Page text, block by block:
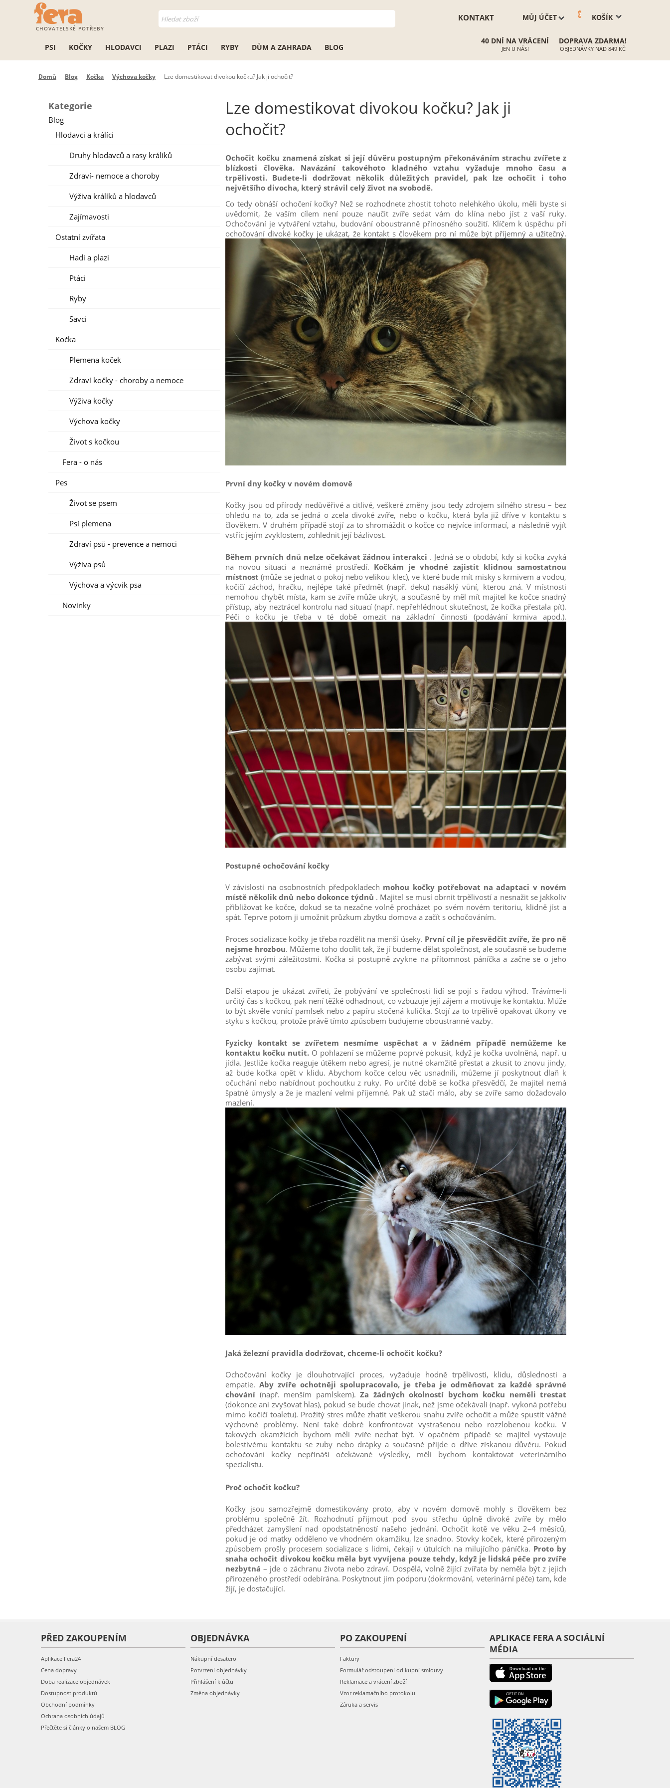
CHOVATELSKÉ POTŘEBY
KOŠÍK
0
MŮJ ÚČET
KONTAKT
PSI KOČKY HLODAVCI PLAZI PTÁCI RYBY DŮM A ZAHRADA BLOG
40 DNÍ NA VRÁCENÍ
JEN U NÁS!
DOPRAVA ZDARMA!
OBJEDNÁVKY NAD 849 KČ
Domů Blog Kočka Výchova kočky Lze domestikovat divokou kočku? Jak ji ochočit?
Kategorie
Blog
Hlodavci a králíci
Druhy hlodavců a rasy králíků
Zdraví- nemoce a choroby
Výživa králíků a hlodavců
Zajímavosti
Ostatní zvířata
Hadi a plazi
Ptáci
Ryby
Savci
Kočka
Plemena koček
Zdraví kočky - choroby a nemoce
Výživa kočky
Výchova kočky
Život s kočkou
Fera - o nás
Pes
Život se psem
Psí plemena
Zdraví psů - prevence a nemoci
Výživa psů
Výchova a výcvik psa
Novinky
Lze domestikovat divokou kočku? Jak ji
ochočit?
Ochočit kočku znamená získat si její důvěru postupným překonáváním strachu zvířete z
blízkosti člověka. Navázání takovéhoto kladného vztahu vyžaduje mnoho času a
trpělivosti. Budete-li dodržovat několik důležitých pravidel, pak lze ochočit i toho
největšího divocha, který strávil celý život na svobodě.
Co tedy obnáší ochočení kočky? Než se rozhodnete zhostit tohoto nelehkého úkolu, měli byste si
uvědomit, že vaším cílem není pouze naučit zvíře sedat vám do klína nebo jíst z vaší ruky.
Ochočování je vytváření vztahu, budování oboustranně přínosného soužití. Klíčem k úspěchu při
ochočování divoké kočky je ukázat, že kontakt s člověkem pro ní může být příjemný a užitečný.
První dny kočky v novém domově
Kočky jsou od přírody nedůvěřivé a citlivé, veškeré změny jsou tedy zdrojem silného stresu – bez
ohledu na to, zda se jedná o zcela divoké zvíře, nebo o kočku, která byla již dříve v kontaktu s
člověkem. V druhém případě stojí za to shromáždit o kočce co nejvíce informací, a následně vyjít
vstříc jejím zvyklostem, zohlednit její bázlivost.
Během prvních dnů nelze očekávat žádnou interakci . Jedná se o období, kdy si kočka zvyká
na novou situaci a neznámé prostředí. Kočkám je vhodné zajistit klidnou samostatnou
místnost(může se jednat o pokoj nebo velikou klec), ve které bude mít misky s krmivem a vodou,
kočičí záchod, hračku, nejlépe také předmět (např. deku) nasáklý vůní, kterou zná. V místnosti
nemohou chybět místa, kam se zvíře může ukrýt, a současně by měl mít majitel ke kočce snadný
přístup, aby neztrácel kontrolu nad situací (např. nepřehlédnout skutečnost, že kočka přestala pít).
Péči o kočku je třeba v té době omezit na základní činnosti (podávání krmiva apod.).
Postupné ochočování kočky
V závislosti na osobnostních předpokladech mohou kočky potřebovat na adaptaci v novém
místě několik dnů nebo dokonce týdnů . Majitel se musí obrnit trpělivostí a nesnažit se jakkoliv
přibližovat ke kočce, dokud se ta nezačne volně procházet po svém novém teritoriu, klidně jíst a
spát. Teprve potom ji umožnit průzkum zbytku domova a začít s ochočováním.
Proces socializace kočky je třeba rozdělit na menší úseky. První cíl je přesvědčit zvíře, že pro ně
nejsme hrozbou. Můžeme toho docílit tak, že jí budeme dělat společnost, ale současně se budeme
zabývat svými záležitostmi. Kočka si postupně zvykne na přítomnost páníčka a začne se o jeho
osobu zajímat.
Další etapou je ukázat zvířeti, že pobývání ve společnosti lidí se pojí s řadou výhod. Trávíme-li
určitý čas s kočkou, pak není těžké odhadnout, co vzbuzuje její zájem a motivuje ke kontaktu. Může
to být skvěle vonící pamlsek nebo z papíru stočená kulička. Stojí za to trpělivě opakovat úkony ve
styku s kočkou, protože právě tímto způsobem budujeme oboustranné vazby.
Fyzicky kontakt se zvířetem nesmíme uspěchat a v žádném případě nemůžeme ke
kontaktu kočku nutit. O pohlazení se můžeme poprvé pokusit, když je kočka uvolněná, např. u
jídla. Jestliže kočka reaguje útěkem nebo agresí, je nutné okamžitě přestat a zkusit to znovu jindy,
až bude kočka opět v klidu. Abychom kočce celou věc usnadnili, můžeme jí poskytnout dlaň k
očuchání nebo nabídnout pochoutku z ruky. Po určité době se kočka přesvědčí, že majitel nemá
špatné úmysly a že je mazlení velmi příjemné. Pak už stačí málo, aby se zvíře samo dožadovalo
mazlení.
Jaká železní pravidla dodržovat, chceme-li ochočit kočku?
Ochočování kočky je dlouhotrvající proces, vyžaduje hodně trpělivosti, klidu, důslednosti a
empatie. Aby zvíře ochotněji spolupracovalo, je třeba je odměňovat za každé správné
chování (např. menším pamlskem). Za žádných okolností bychom kočku neměli trestat
(dokonce ani zvyšovat hlas), pokud se bude chovat jinak, než jsme očekávali (např. vykoná potřebu
mimo kočičí toaletu). Prožitý stres může zhatit veškerou snahu zvíře ochočit a může spustit vážné
výchovné problémy. Není také dobré konfrontovat vystrašenou nebo rozzlobenou kočku. V
takových okamžicích bychom měli zvíře nechat být. V opačném případě se majitel vystavuje
bolestivému kontaktu se zuby nebo drápky a současně přijde o dříve získanou důvěru. Pokud
ochočování kočky nepřináší očekávané výsledky, měli bychom kontaktovat veterinárního
specialistu.
Proč ochočit kočku?
Kočky jsou samozřejmě domestikovány proto, aby v novém domově mohly s člověkem bez
problému společně žít. Rozhodnutí přijmout pod svou střechu úplně divoké zvíře by mělo
předcházet zamyšlení nad opodstatněností našeho jednání. Ochočit kotě ve věku 2–4 měsíců,
pokud je od matky odděleno ve vhodném okamžiku, lze snadno. Stovky koček, které přirozeným
způsobem prošly procesem socializace s lidmi, čekají v útulcích na milujícího páníčka. Proto by
snaha ochočit divokou kočku měla byt vyvíjena pouze tehdy, když je lidská péče pro zvíře
nezbytná– jde o záchranu života nebo zdraví. Dospělá, volně žijící zvířata by neměla být z jejich
přirozeného prostředí odebírána. Poskytnout jim podporu (dokrmování, veterinární péče) tam, kde
žijí, je dostačující.
PŘED ZAKOUPENÍM
Aplikace Fera24
Cena dopravy
Doba realizace objednávek
Dostupnost produktů
Obchodní podmínky
Ochrana osobních údajů
Přečtěte si články o našem BLOG
OBJEDNÁVKA
Nákupní desatero
Potvrzení objednávky
Přihlášení k účtu
Změna objednávky
PO ZAKOUPENÍ
Faktury
Formulář odstoupení od kupní smlouvy
Reklamace a vrácení zboží
Vzor reklamačního protokolu
Záruka a servis
APLIKACE FERA A SOCIÁLNÍ
MÉDIA